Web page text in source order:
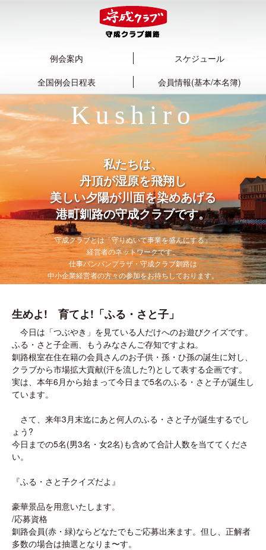
例会案内
スケジュール
全国例会日程表
会員情報(基本/本名簿)
私たちは、
丹頂が湿原を飛翔し
美しい夕陽が川面を染めあげる
港町釧路の守成クラブです。
Kushiro
守成クラブとは「守りぬいて事業を盛んにする」
経営者のネットワークです。
仕事バンバンプラザ・守成クラブ釧路は
中小企業経営者の方々の参加をお待ちしております。
生めよ! 育てよ!「ふる・さと子」
今日は「つぶやき」を見ている人だけへのお遊びクイズです。
ふる・さと子企画、もうみなさんご存知ですよね。
釧路根室在住在籍の会員さんのお子供・孫・ひ孫の誕生に対し、
クラブから市場拡大貢献(汗を流した?)として表する企画です。
実は、本年6月から始まって今日まで5名のふる・さと子が誕生し
ています。
さて、来年3月末迄にあと何人のふる・さと子が誕生するでし
ょう?
今日までの5名(男3名・女2名)も含めて合計人数を当ててくださ
い。
『ふる・さと子クイズだよ』
豪華景品を用意いたします。
/応募資格
釧路会員(赤・緑)ならどなたでもご応募出来ます。但し、正解者
多数の場合は抽選となりま〜す。